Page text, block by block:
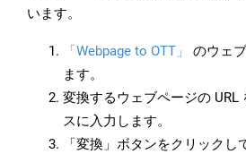
います。
「Webpage to OTT」
のウェ
ます。
変換するウェブページの URL
スに入力します。
「変換」ボタンをクリック